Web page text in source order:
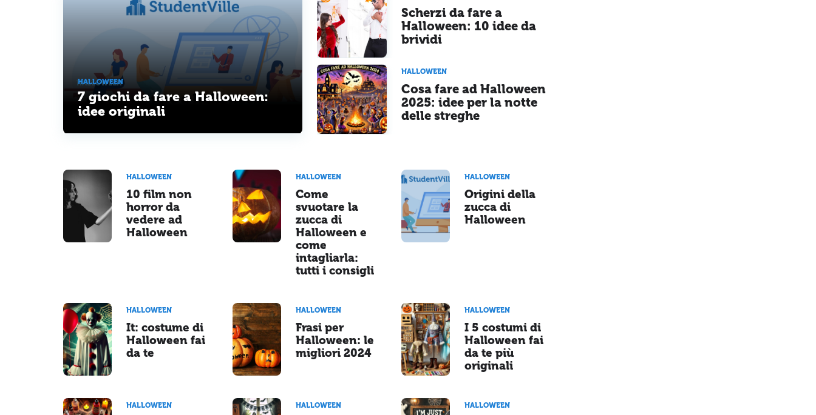
HALLOWEEN
7 giochi da fare a Halloween:
idee originali
Scherzi da fare a
Halloween: 10 idee da
brividi
HALLOWEEN
Cosa fare ad Halloween
2025: idee per la notte
delle streghe
HALLOWEEN
10 film non
horror da
vedere ad
Halloween
HALLOWEEN
Come
svuotare la
zucca di
Halloween e
come
intagliarla:
tutti i consigli
HALLOWEEN
Origini della
zucca di
Halloween
HALLOWEEN
It: costume di
Halloween fai
da te
HALLOWEEN
Frasi per
Halloween: le
migliori 2024
HALLOWEEN
I 5 costumi di
Halloween fai
da te più
originali
HALLOWEEN HALLOWEEN HALLOWEEN